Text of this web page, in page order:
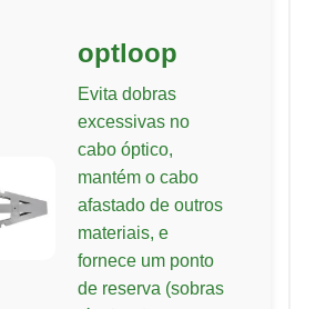
optloop
Evita dobras
excessivas no
cabo óptico,
mantém o cabo
afastado de outros
materiais, e
fornece um ponto
de reserva (sobras